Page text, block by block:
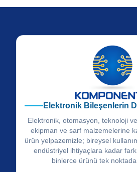
Elektronik Bileşenlerin
Elektronik, otomasyon, teknoloji
ekipman ve sarf malzemelerine
ürün yelpazemizle; bireysel
endüstriyel ihtiyaçlara kadar
binlerce ürünü tek